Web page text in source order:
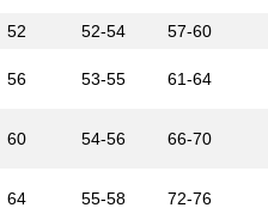
52 52-54 57-60
56 53-55 61-64
60 54-56 66-70
64 55-58 72-76